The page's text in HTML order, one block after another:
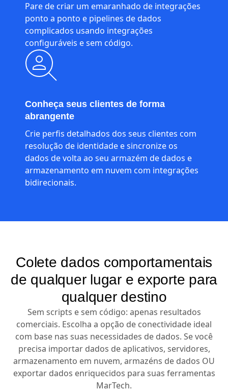
Pare de criar um emaranhado de integrações
ponto a ponto e pipelines de dados
complicados usando integrações
configuráveis e sem código.
Conheça seus clientes de forma
abrangente
Crie perfis detalhados dos seus clientes com
resolução de identidade e sincronize os
dados de volta ao seu armazém de dados e
armazenamento em nuvem com integrações
bidirecionais.
Colete dados comportamentais
de qualquer lugar e exporte para
qualquer destino
Sem scripts e sem código: apenas resultados
comerciais. Escolha a opção de conectividade ideal
com base nas suas necessidades de dados. Se você
precisa importar dados de aplicativos, servidores,
armazenamento em nuvem, armazéns de dados OU
exportar dados enriquecidos para suas ferramentas
MarTech.